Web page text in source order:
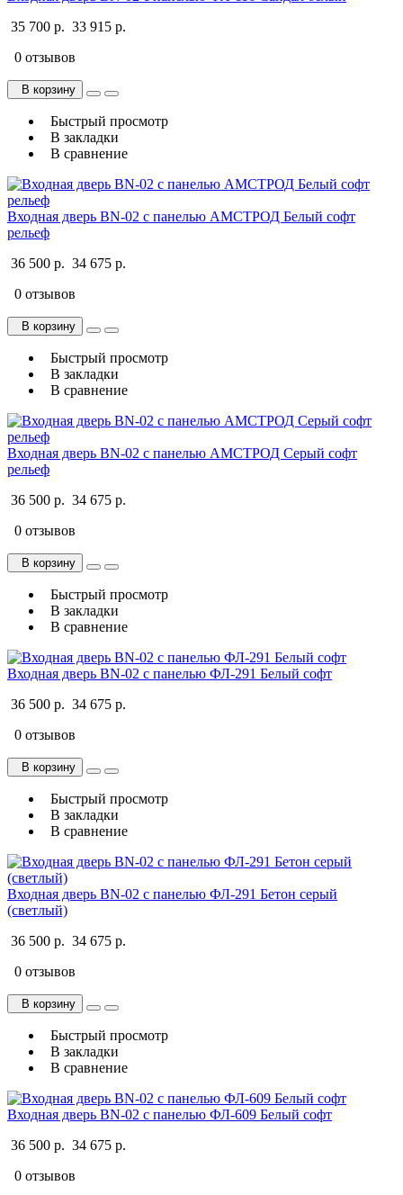
35 700 р. 33 915 р.
0 отзывов
В корзину
Быстрый просмотр
В закладки
В сравнение
Входная дверь BN-02 с панелью АМСТРОД Белый софт
рельеф
36 500 р. 34 675 р.
0 отзывов
В корзину
Быстрый просмотр
В закладки
В сравнение
Входная дверь BN-02 с панелью АМСТРОД Серый софт
рельеф
36 500 р. 34 675 р.
0 отзывов
В корзину
Быстрый просмотр
В закладки
В сравнение
Входная дверь BN-02 с панелью ФЛ-291 Белый софт
36 500 р. 34 675 р.
0 отзывов
В корзину
Быстрый просмотр
В закладки
В сравнение
Входная дверь BN-02 с панелью ФЛ-291 Бетон серый
(светлый)
36 500 р. 34 675 р.
0 отзывов
В корзину
Быстрый просмотр
В закладки
В сравнение
Входная дверь BN-02 с панелью ФЛ-609 Белый софт
36 500 р. 34 675 р.
0 отзывов